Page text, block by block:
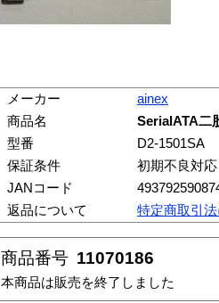
メーカー
ainex
商品名
SerialATA二
型番
D2-1501SA
保証条件
初期不良対
JANコード
返品について
特定商取引
商品番号 11070186
本商品は販売を終了しました